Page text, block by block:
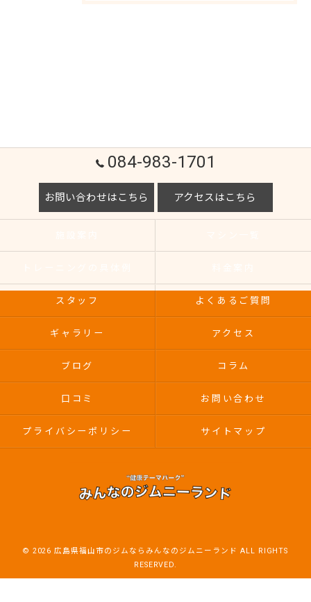
084-983-1701
お問い合わせはこちら アクセスはこちら
スタッフ よくあるご質問
ギャラリー アクセス
ブログ コラム
口コミ お問い合わせ
プライバシーポリシー サイトマップ
© 2026 広島県福山市のジムならみんなのジムニーランド ALL RIGHTS
RESERVED.